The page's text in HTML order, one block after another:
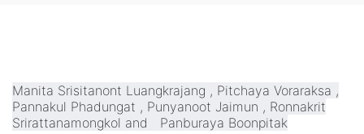
Manita Srisitanont Luangkrajang , Pitchaya Voraraksa ,
Pannakul Phadungat , Punyanoot Jaimun , Ronnakrit
Srirattanamongkol and Panburaya Boonpitak